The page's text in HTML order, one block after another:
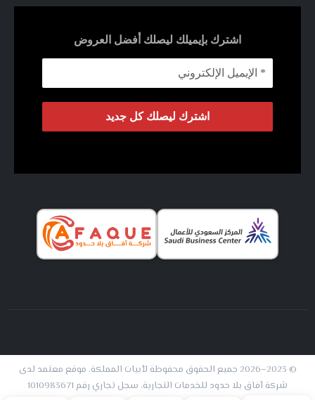
اشترك بإيميلك ليصلك أفضل العروض
© 2023–2026 جميع الحقوق محفوظة لأبيات المملكة. موقع معتمد لدى
شركة آفاق بلا حدود للخدمات التجارية، سجل تجاري رقم 1010983671